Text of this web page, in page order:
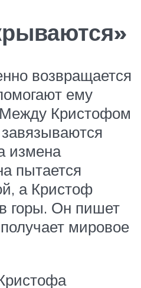
возвращается
ему
Кристофом
измена
пытается
а Кристоф
горы. Он пишет
мировое